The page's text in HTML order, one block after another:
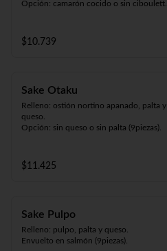
Opción: camarón cocido o sin ciboulette
$10.739
Sake Otaku
Relleno: ostión nortino apanado, palta y
queso.
Opción: sin queso o sin palta (9piezas).
$11.425
Sake Pulpo
Relleno: pulpo, palta y queso.
Envuelto en salmón (9piezas).